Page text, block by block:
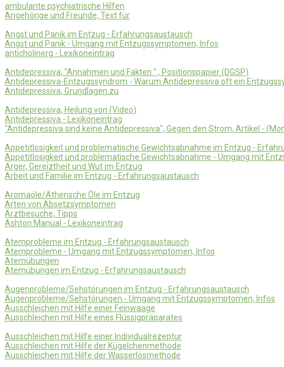
ambulante psychiatrische Hilfen
Angehörige und Freunde, Text für
Angst und Panik im Entzug - Erfahrungsaustausch
Angst und Panik - Umgang mit Entzugssymptomen, Infos
anticholinerg - Lexikoneintrag
Antidepressiva, "Annahmen und Fakten " , Positionspapier (DGSP)
Antidepressiva-Entzugssyndrom - Warum Antidepressiva oft ein
Antidepressiva, Grundlagen zu
Antidepressiva, Heilung von (Video)
Antidepressiva - Lexikoneintrag
"Antidepressiva sind keine Antidepressiva", Gegen den Strom, Artikel -
Appetitlosigkeit und problematische Gewichtsabnahme im Entzug -
Appetitlosigkeit und problematische Gewichtsabnahme - Umgang mit
Ärger, Gereiztheit und Wut im Entzug
Arbeit und Familie im Entzug - Erfahrungsaustausch
Aromaöle/Ätherische Öle im Entzug
Arten von Absetzsymptomen
Arztbesuche, Tipps
Ashton Manual - Lexikoneintrag
Atemprobleme im Entzug - Erfahrungsaustausch
Atemprobleme - Umgang mit Entzugssymptomen, Infos
Atemübungen
Atemübungen im Entzug - Erfahrungsaustausch
Augenprobleme/Sehstörungen im Entzug - Erfahrungsaustausch
Augenprobleme/Sehstörungen - Umgang mit Entzugssymptomen, Infos
Ausschleichen mit Hilfe einer Feinwaage
Ausschleichen mit Hilfe eines Flüssigpräparates
Ausschleichen mit Hilfe einer Individualrezeptur
Ausschleichen mit Hilfe der Kügelchenmethode
Ausschleichen mit Hilfe der Wasserlösmethode